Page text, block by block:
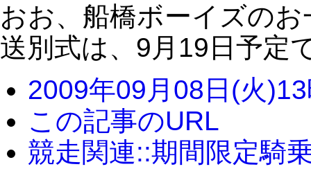
おお、船橋ボーイズの
送別式は、9月19日予定
2009年09月08日(火
この記事のURL
競走関連::期間限定騎